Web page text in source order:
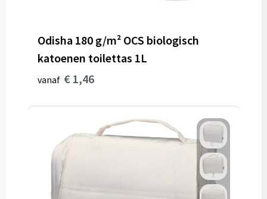
Odisha 180 g/m² OCS biologisch
katoenen toilettas 1L
vanaf € 1,46